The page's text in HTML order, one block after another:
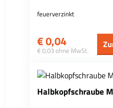
feuerverzinkt
€0,04
€ 0,03 ohne MwSt.
Halbkopfschraube